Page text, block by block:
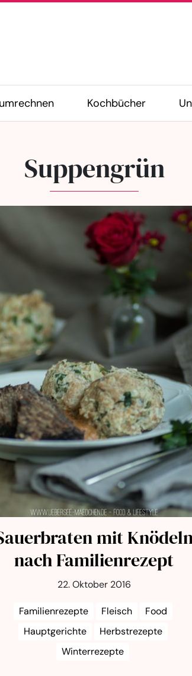
Kochbücher
Suppengrün
mit
nach Familienrezept
22. Oktober 2016
Familienrezepte Fleisch
Food
Hauptgerichte
Herbstrezepte
Winterrezepte